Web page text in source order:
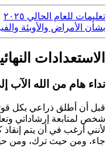
تعليمات للعام الحالي ٢٠٢٥
بشأن الأمراض والأوبئة
الاستعدادات
نداء هام من الله الآب
قبل أن أطلق ذراعي بكل
شخص لمتابعة إرشاداتي
لأنني أرغب في أن يتم
جاء، ومن حيث ترك، ومن